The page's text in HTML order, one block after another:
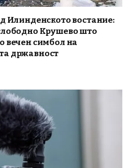
Илинденското востание:
Крушево што
вечен симбол на
државност